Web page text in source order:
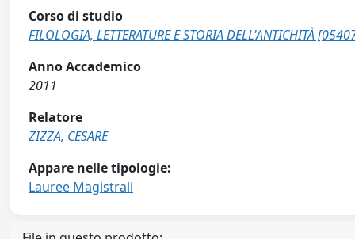
Corso di studio
FILOLOGIA, LETTERATURE E STORIA DELL'ANTICHITÀ
Anno Accademico
2011
Relatore
ZIZZA, CESARE
Appare nelle tipologie:
Lauree Magistrali